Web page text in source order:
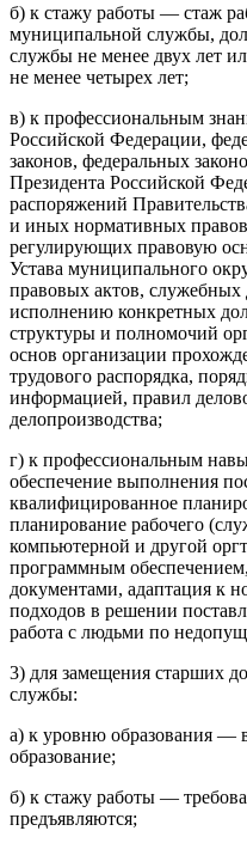
б) к стажу работы — стаж
муниципальной службы,
службы не менее двух лет
не менее четырех лет;
в) к профессиональным
Российской Федерации,
законов, федеральных
Президента Российской
распоряжений
и иных нормативных
регулирующих правовую
Устава муниципального
правовых актов,
исполнению конкретных
структуры и полномочий
основ организации
трудового распорядка,
информацией, правил
делопроизводства;
г) к профессиональным
обеспечение выполнения
квалифицированное
планирование рабочего
компьютерной и другой
программным
документами, адаптация к
подходов в решении
работа с людьми по
3) для замещения старших
службы:
а) к уровню образования —
образование;
б) к стажу работы —
предъявляются;